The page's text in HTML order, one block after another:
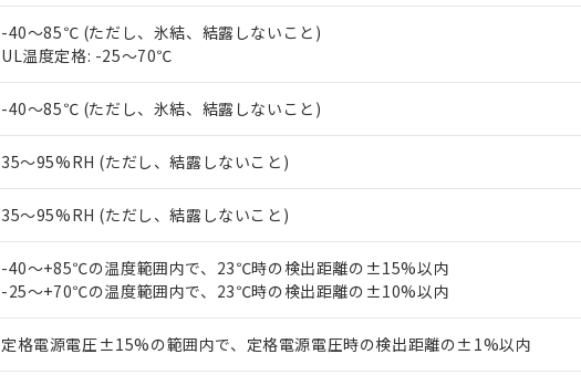
-40～85℃ (ただし、氷結、結露しないこと)
UL温度定格: -25～70℃
-40～85℃ (ただし、氷結、結露しないこと)
35～95%RH (ただし、結露しないこと)
35～95%RH (ただし、結露しないこと)
-40～+85℃の温度範囲内で、23℃時の検出距離の±15%以内
-25～+70℃の温度範囲内で、23℃時の検出距離の±10%以内
定格電源電圧±15%の範囲内で、定格電源電圧時の検出距離の±1%以内
い。
正式な納期状況および標準価格はお客様のお取引先、または
当社販売員にご相談ください。
オムロン制御機器販売店や当社販売拠点は「販売ネットワー
在庫状況および標準価格結果を当社の事前の承諾なく第三者
マイパーツ機能（部品リスト作成サービス）をご利用いた
ている必要があります。
お客様が当ウェブサイト上で当社にご登録された部品リスト
が、当社の製品・サービスに関するお客様との取引・商談に
さい。
※当社の共同利用者とは、"個人情報の共同利用に関して"
いる法人を指します。
※2 対応予定月
部品在庫の切り替え状況などにより、予定月が前後することがあり
下記の非含有証明書をダウンロードすることができます。
EU RoHS指令（10物質）の非含有証明書
51物質の非含有証明書（当社基準）
※本証明書は発行日時点で非含有を証明するもので、過去に遡って
DBP(フタル酸ジブチル) : 1000ppm、 DIBP(フタル酸ジイソブチル) : 1000ppm、
DEHP(フタル酸ビス(2-エチルヘキシル)) : 1000ppm
※2 環境保護使用期限
「ｅ」：有害物質（10物質）のすべてが基準値以下であることを示
「10」：通常の使用状況下において有害物質が外部に漏えいし、
「－」：未確認です。当社販売部門へお問い合わせください。
当社は貴社製品を、核兵器、ミサイル、化学兵器、生物兵器
置等に一切使用いたしません。
当社は、貴社製品を第三者に販売する場合は、上記1、2およ
また当社は、販売先および販売に係わる関係者が違法に輸出
たしません。
○ 一定数以上の在庫あり
△ 一定数には満たないが在庫あり
－
在庫なし(最新の在庫状況については、お客様のお取引
機器販売店・当社販売員にご確認ください)
空
白
受注生産機種、また在庫状況の情報を公開していない機